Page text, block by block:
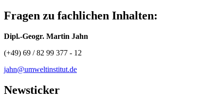
Fragen zu fachlichen Inhalten:
Dipl.-Geogr. Martin Jahn
(+49) 69 / 82 99 377 - 12
jahn@umweltinstitut.de
Newsticker